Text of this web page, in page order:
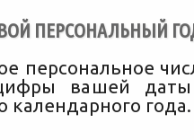
ПЕРСОНАЛЬНЫЙ
персональное
вашей
года.